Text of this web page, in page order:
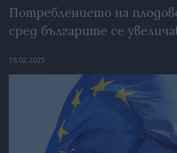
Потреблението на
сред българите се
18.02.2025